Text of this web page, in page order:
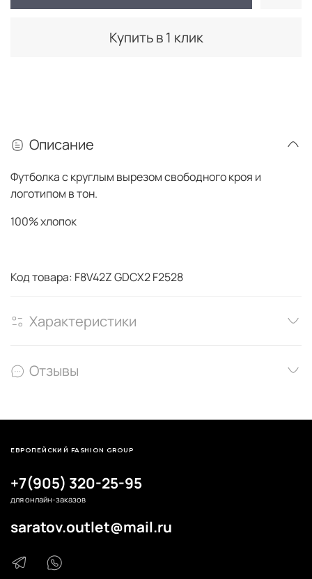
Купить в 1 клик
Описание
Футболка с круглым вырезом свободного кроя и
логотипом в тон.
100% хлопок
Код товара: F8V42Z GDCX2 F2528
Характеристики
Отзывы
+7(905) 320-25-95
для онлайн-заказов
saratov.outlet@mail.ru
ЕВРОПЕЙСКИЙ FASHION GROUP